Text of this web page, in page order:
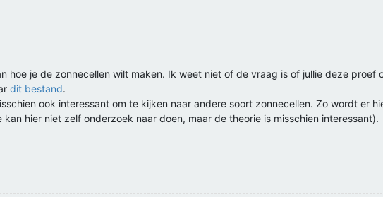
hoe je de zonnecellen wilt maken. Ik weet niet of de vraag is of jullie deze proef
dit bestand.
ook interessant om te kijken naar andere soort zonnecellen. Zo wordt er
hier niet zelf onderzoek naar doen, maar de theorie is misschien interessant).